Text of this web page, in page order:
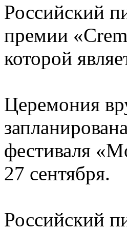
Российский
премии
которой
Церемония
фестиваля
27 сентября.
Российский